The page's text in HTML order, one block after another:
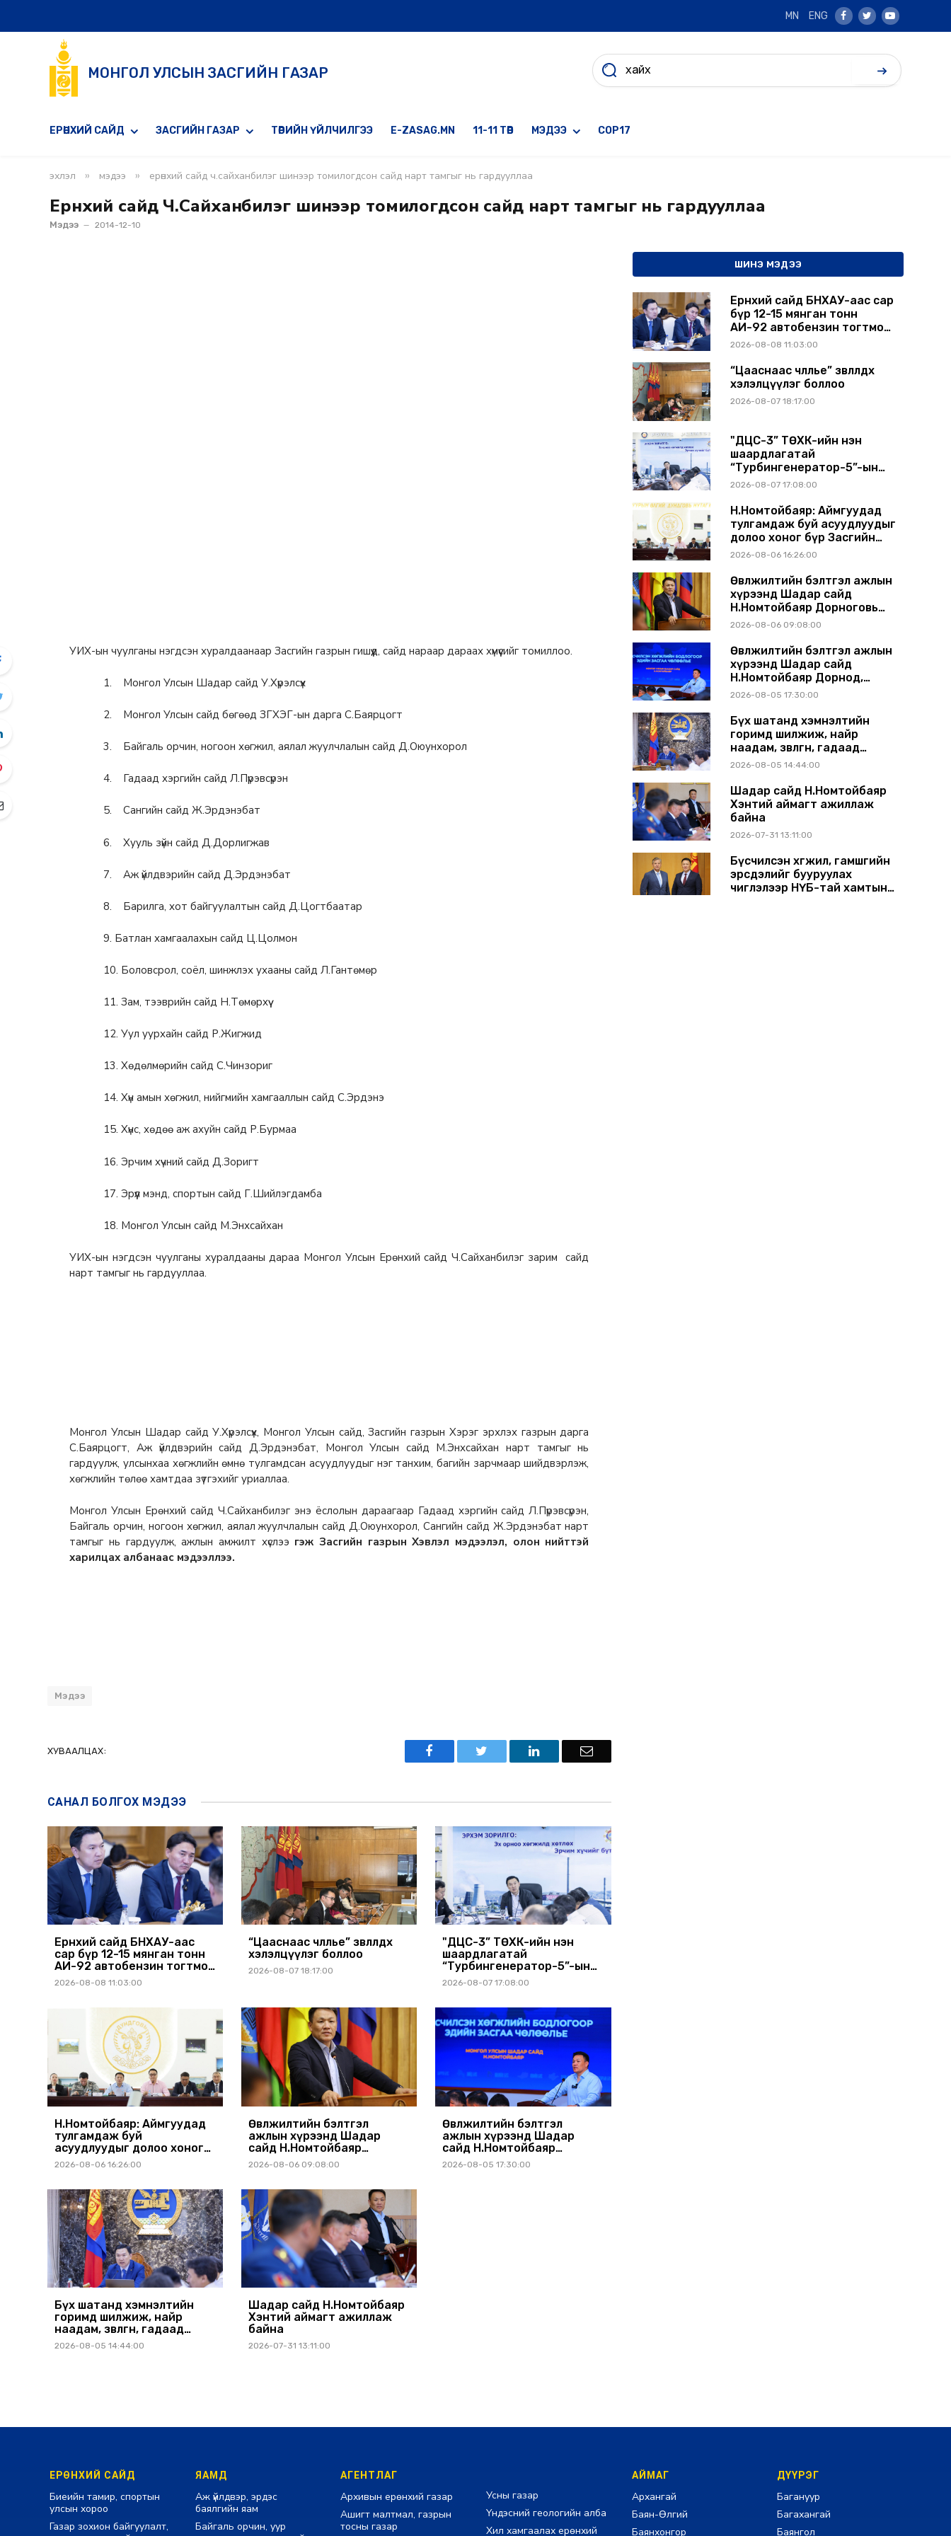
MN ENG
Facebook
TwitterYoutube
МОНГОЛ УЛСЫН ЗАСГИЙН ГАЗАР
ЕРӨНХИЙ САЙД ЗАСГИЙН ГАЗАР ТӨРИЙН ҮЙЛЧИЛГЭЭ E-ZASAG.MN 11-11 ТӨВ МЭДЭЭ COP17
эхлэл » мэдээ » ерөнхий сайд ч.сайханбилэг шинээр томилогдсон сайд нарт тамгыг нь гардууллаа
Ерөнхий сайд Ч.Сайханбилэг шинээр томилогдсон сайд нарт тамгыг нь гардууллаа
Мэдээ 2014-12-10
УИХ-ын чуулганы нэгдсэн хуралдаанаар Засгийн газрын гишүүд, сайд нараар дараах хүмүүсийг томиллоо.
1. Монгол Улсын Шадар сайд У.Хүрэлсүх
2. Монгол Улсын сайд бөгөөд ЗГХЭГ-ын дарга С.Баярцогт
3. Байгаль орчин, ногоон хөгжил, аялал жуулчлалын сайд Д.Оюунхорол
4. Гадаад хэргийн сайд Л.Пүрэвсүрэн
5. Сангийн сайд Ж.Эрдэнэбат
6. Хууль зүйн сайд Д.Дорлигжав
7. Аж үйлдвэрийн сайд Д.Эрдэнэбат
8. Барилга, хот байгуулалтын сайд Д.Цогтбаатар
9. Батлан хамгаалахын сайд Ц.Цолмон
10. Боловсрол, соёл, шинжлэх ухааны сайд Л.Гантөмөр
11. Зам, тээврийн сайд Н.Төмөрхүү
12. Уул уурхайн сайд Р.Жигжид
13. Хөдөлмөрийн сайд С.Чинзориг
14. Хүн амын хөгжил, нийгмийн хамгааллын сайд С.Эрдэнэ
15. Хүнс, хөдөө аж ахуйн сайд Р.Бурмаа
16. Эрчим хүчний сайд Д.Зоригт
17. Эрүүл мэнд, спортын сайд Г.Шийлэгдамба
18. Монгол Улсын сайд М.Энхсайхан
УИХ-ын нэгдсэн чуулганы хуралдааны дараа Монгол Улсын Ерөнхий сайд Ч.Сайханбилэг зарим сайд
нарт тамгыг нь гардууллаа.
Монгол Улсын Шадар сайд У.Хүрэлсүх, Монгол Улсын сайд, Засгийн газрын Хэрэг эрхлэх газрын дарга
С.Баярцогт, Аж үйлдвэрийн сайд Д.Эрдэнэбат, Монгол Улсын сайд М.Энхсайхан нарт тамгыг нь
гардуулж, улсынхаа хөгжлийн өмнө тулгамдсан асуудлуудыг нэг танхим, багийн зарчмаар шийдвэрлэж,
хөгжлийн төлөө хамтдаа зүтгэхийг уриаллаа.
Монгол Улсын Ерөнхий сайд Ч.Сайханбилэг энэ ёслолын дараагаар Гадаад хэргийн сайд Л.Пүрэвсүрэн,
Байгаль орчин, ногоон хөгжил, аялал жуулчлалын сайд Д.Оюунхорол, Сангийн сайд Ж.Эрдэнэбат нарт
тамгыг нь гардуулж, ажлын амжилт хүслээ гэж Засгийн газрын Хэвлэл мэдээлэл, олон нийттэй
харилцах албанаас мэдээллээ.
Мэдээ
ХУВААЛЦАХ:
САНАЛ БОЛГОХ МЭДЭЭ
Ерөнхий сайд БНХАУ-аас
сар бүр 12-15 мянган тонн
АИ-92 автобензин тогтмол
нийлүүлэх хүсэлт тавилаа
2026-08-08 11:03:00
“Цааснаас чөлөөлье” зөвлөлдөх
хэлэлцүүлэг боллоо
2026-08-07 18:17:00
"ДЦС-3” ТӨХК-ийн нэн
шаардлагатай
“Турбингенератор-5”-ын
шинэчлэлийн төсвийг
2026-08-07 17:08:00
Н.Номтойбаяр: Аймгуудад
тулгамдаж буй
асуудлуудыг долоо хоног
бүр Засгийн газрын
хуралдаанд танилцуулж,
2026-08-06 16:26:00
Өвөлжилтийн бэлтгэл
ажлын хүрээнд Шадар
сайд Н.Номтойбаяр
Дорноговь аймагт ажиллав
2026-08-06 09:08:00
Өвөлжилтийн бэлтгэл
ажлын хүрээнд Шадар
сайд Н.Номтойбаяр
Дорнод, Сүхбаатар аймагт
ажиллав
2026-08-05 17:30:00
Бүх шатанд хэмнэлтийн
горимд шилжиж, найр
наадам, зөвлөгөөн, гадаад
томилолтыг хориглолоо
2026-08-05 14:44:00
Шадар сайд Н.Номтойбаяр
Хэнтий аймагт ажиллаж
байна
2026-07-31 13:11:00
ШИНЭ МЭДЭЭ
Ерөнхий сайд БНХАУ-аас сар
бүр 12-15 мянган тонн
АИ-92 автобензин тогтмол
нийлүүлэх хүсэлт тавилаа
2026-08-08 11:03:00
“Цааснаас чөлөөлье” зөвлөлдөх
хэлэлцүүлэг боллоо
2026-08-07 18:17:00
"ДЦС-3” ТӨХК-ийн нэн
шаардлагатай
“Турбингенератор-5”-ын
шинэчлэлийн төсвийг
2026-08-07 17:08:00
Н.Номтойбаяр: Аймгуудад
тулгамдаж буй асуудлуудыг
долоо хоног бүр Засгийн
газрын хуралдаанд
2026-08-06 16:26:00
Өвөлжилтийн бэлтгэл ажлын
хүрээнд Шадар сайд
Н.Номтойбаяр Дорноговь
аймагт ажиллав
2026-08-06 09:08:00
Өвөлжилтийн бэлтгэл ажлын
хүрээнд Шадар сайд
Н.Номтойбаяр Дорнод,
Сүхбаатар аймагт ажиллав
2026-08-05 17:30:00
Бүх шатанд хэмнэлтийн
горимд шилжиж, найр
наадам, зөвлөгөөн, гадаад
томилолтыг хориглолоо
2026-08-05 14:44:00
Шадар сайд Н.Номтойбаяр
Хэнтий аймагт ажиллаж
байна
2026-07-31 13:11:00
Бүсчилсэн хөгжил, гамшгийн
эрсдэлийг бууруулах
чиглэлээр НҮБ-тай хамтын
ЕРӨНХИЙ САЙД
Биеийн тамир, спортын
улсын хороо
Газар зохион байгуулалт,
ЯАМД
Аж үйлдвэр, эрдэс
баялгийн яам
Байгаль орчин, уур
АГЕНТЛАГ
Архивын ерөнхий газар
Ашигт малтмал, газрын
тосны газар
Усны газар
Үндэсний геологийн алба
Хил хамгаалах ерөнхий
АЙМАГ
Архангай
Баян-Өлгий
Баянхонгор
ДҮҮРЭГ
Багануур
Багахангай
Баянгол